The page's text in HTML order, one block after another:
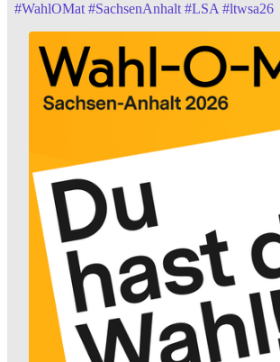
#WahlOMat #SachsenAnhalt #LSA #ltwsa26